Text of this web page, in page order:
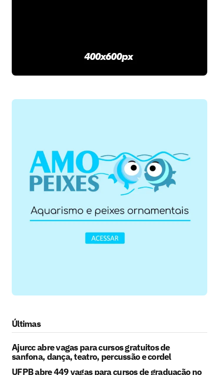
Últimas
Ajurcc abre vagas para cursos gratuitos de
sanfona, dança, teatro, percussão e cordel
UFPB abre 449 vagas para cursos de graduação no